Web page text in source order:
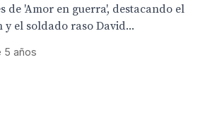
de 'Amor en guerra', destacando el
el soldado raso David...
5 años